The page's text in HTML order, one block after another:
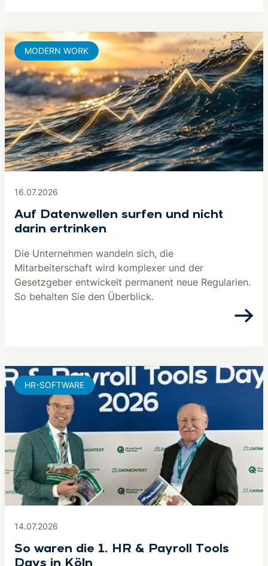
16.07.2026
Auf Datenwellen surfen und nicht
darin ertrinken
Die Unternehmen wandeln sich, die
Mitarbeiterschaft wird komplexer und der
Gesetzgeber entwickelt permanent neue Regularien.
So behalten Sie den Überblick.
MODERN WORK
14.07.2026
So waren die 1. HR & Payroll Tools
Days in Köln
HR-SOFTWARE